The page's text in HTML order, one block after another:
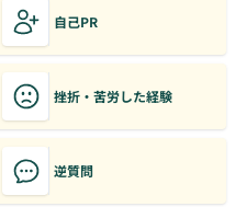
自己PR
挫折・苦労した経験
逆質問